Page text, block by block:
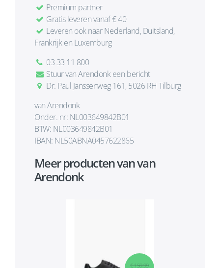
Premium partner
Gratis leveren vanaf € 40
Leveren ook naar Nederland, Duitsland,
Frankrijk en Luxemburg
03 33 11 800
Stuur van Arendonk een bericht
Dr. Paul Janssenweg 161, 5026 RH Tilburg
van Arendonk
Onder. nr: NL003649842B01
BTW: NL003649842B01
IBAN: NL50ABNA0457622865
Meer producten van van
Arendonk
€ 159,99